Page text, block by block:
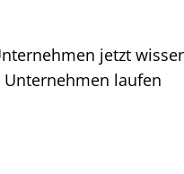
jetzt
laufen